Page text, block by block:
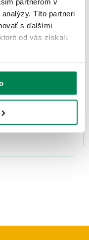
Títo partneri
s ďalšími
od vás získali,
Akcia -10%